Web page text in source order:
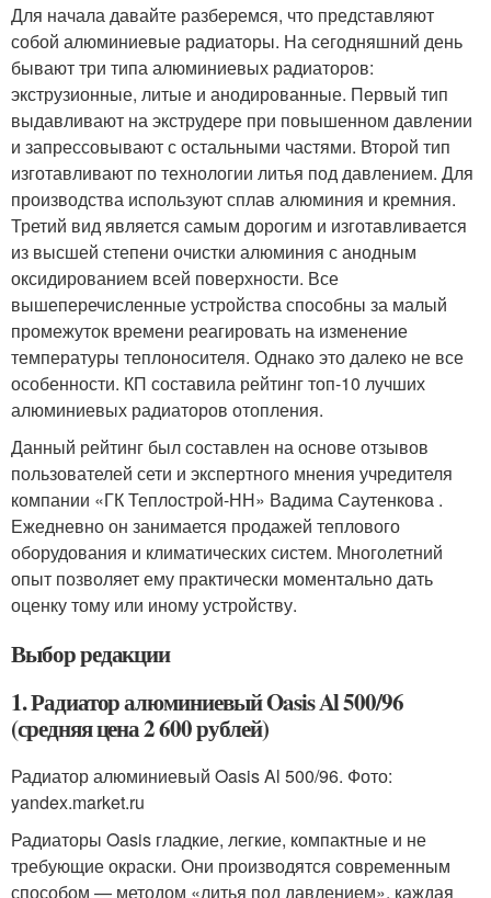
Для начала давайте разберемся, что представляют
собой алюминиевые радиаторы. На сегодняшний день
бывают три типа алюминиевых радиаторов:
экструзионные, литые и анодированные. Первый тип
выдавливают на экструдере при повышенном давлении
и запрессовывают с остальными частями. Второй тип
изготавливают по технологии литья под давлением. Для
производства используют сплав алюминия и кремния.
Третий вид является самым дорогим и изготавливается
из высшей степени очистки алюминия с анодным
оксидированием всей поверхности. Все
вышеперечисленные устройства способны за малый
промежуток времени реагировать на изменение
температуры теплоносителя. Однако это далеко не все
особенности. КП составила рейтинг топ-10 лучших
алюминиевых радиаторов отопления.
Данный рейтинг был составлен на основе отзывов
пользователей сети и экспертного мнения учредителя
компании «ГК Теплострой-НН» Вадима Саутенкова .
Ежедневно он занимается продажей теплового
оборудования и климатических систем. Многолетний
опыт позволяет ему практически моментально дать
оценку тому или иному устройству.
Выбор редакции
1. Радиатор алюминиевый Oasis Al 500/96
(средняя цена 2 600 рублей)
Радиатор алюминиевый Oasis Al 500/96. Фото:
yandex.market.ru
Радиаторы Oasis гладкие, легкие, компактные и не
требующие окраски. Они производятся современным
способом — методом «литья под давлением», каждая